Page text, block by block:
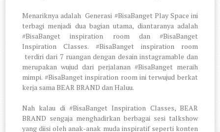
Menariknya adalah Generasi #BisaBanget Play Space ini
terbagi menjadi dua bagian utama, diantaranya adalah
#BisaBanget inspiration room dan #BisaBanget
Inspiration Classes. #BisaBanget inspiration room
terdiri dari 7 ruangan dengan desain instagramable dan
merupakan wujud dari perjalanan #BisaBanget meraih
mimpi. #BisaBanget inspiration room ini terwujud berkat
kerja sama BEAR BRAND dan Haluu.
Nah kalau di #BisaBanget Inspiration Classes, BEAR
BRAND sengaja menghadirkan berbagai sesi talkshow
yang diisi oleh anak-anak muda inspiratif seperti konten